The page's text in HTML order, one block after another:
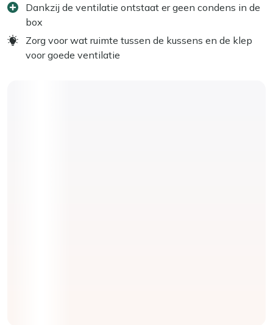
Dankzij de ventilatie ontstaat er geen condens in de
box
Zorg voor wat ruimte tussen de kussens en de klep
voor goede ventilatie